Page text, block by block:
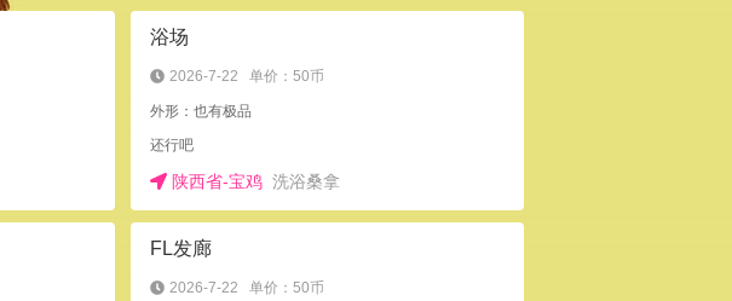
浴场
2026-7-22 单价：50币
外形：也有极品
还行吧
陕西省-宝鸡 洗浴桑拿
FL发廊
2026-7-22 单价：50币